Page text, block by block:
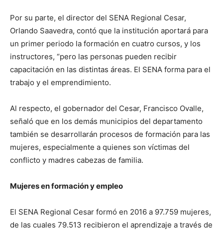
Por su parte, el director del SENA Regional Cesar,
Orlando Saavedra, contó que la institución aportará para
un primer periodo la formación en cuatro cursos, y los
instructores, “pero las personas pueden recibir
capacitación en las distintas áreas. El SENA forma para el
trabajo y el emprendimiento.
Al respecto, el gobernador del Cesar, Francisco Ovalle,
señaló que en los demás municipios del departamento
también se desarrollarán procesos de formación para las
mujeres, especialmente a quienes son víctimas del
conflicto y madres cabezas de familia.
Mujeres en formación y empleo
El SENA Regional Cesar formó en 2016 a 97.759 mujeres,
de las cuales 79.513 recibieron el aprendizaje a través de